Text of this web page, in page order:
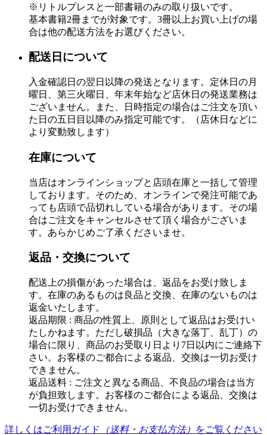
※リトルプレスと一部書籍のみの取り扱いです。
基本書籍2冊までが対象です。3冊以上お買い上げの場
合は他の配送方法をお選びください。
配送日について
入金確認日の翌日以降の発送となります。定休日の月
曜日、第三火曜日、年末年始など店休日の発送業務は
ございません。また、日時指定の場合はご注文を頂い
た日の五日目以降のみ指定可能です。（店休日などに
より変動致します）
在庫について
当店はオンラインショップと店頭在庫と一括して管理
しております。そのため、オンラインで発注可能であ
っても店頭で品切れしている場合があります。その場
合はご注文をキャンセルさせて頂く場合がございま
す。あらかじめご了承くださいませ。
返品・交換について
配送上の損傷があった場合は、返品をお受け致しま
す。在庫のあるものは良品と交換、在庫のないものは
返金いたします。
返品期限 : 商品の性質上、原則として返品はお受けい
たしかねます。ただし破損品（大きな落丁、乱丁）の
場合に限り、商品のお受取り日より7日以内にご連絡下
さい。お客様のご都合による返品、交換は一切お受け
できません。
返品送料 : ご注文と異なる商品、不良品の場合は当方
が負担致します。お客様のご都合による返品、交換は
一切お受けできません。
詳しくはご利用ガイド （送料・お支払方法） をご覧ください